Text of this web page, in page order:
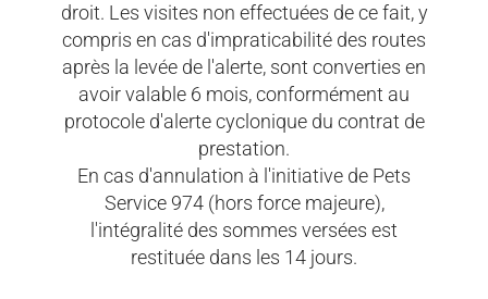
droit. Les visites non effectuées de ce fait, y
compris en cas d'impraticabilité des routes
après la levée de l'alerte, sont converties en
avoir valable 6 mois, conformément au
protocole d'alerte cyclonique du contrat de
prestation.
En cas d'annulation à l'initiative de Pets
Service 974 (hors force majeure),
l'intégralité des sommes versées est
restituée dans les 14 jours.